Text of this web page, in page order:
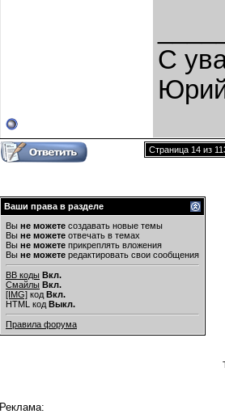
С
Страница 14 из
Ваши права в разделе
Вы не можете создавать новые темы
Вы не можете отвечать в темах
Вы не можете прикреплять вложения
Вы не можете редактировать свои сообщения
BB коды Вкл.
Смайлы Вкл.
[IMG] код Вкл.
HTML код Выкл.
Правила форума
Реклама: